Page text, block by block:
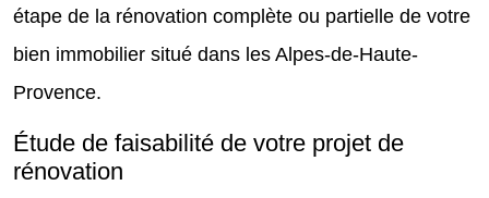
étape de la rénovation complète ou partielle de votre
bien immobilier situé dans les Alpes-de-Haute-
Provence.
Étude de faisabilité de votre projet de
rénovation